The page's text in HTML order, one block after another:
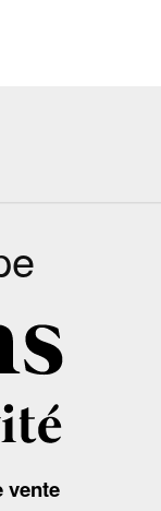
vente